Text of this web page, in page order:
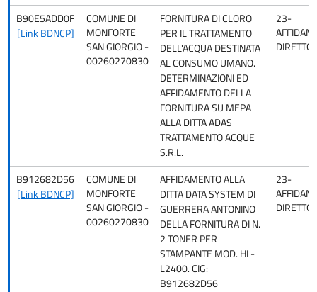
B90E5ADD0F
[Link BDNCP]
COMUNE DI
MONFORTE
SAN GIORGIO -
00260270830
FORNITURA DI CLORO
PER IL TRATTAMENTO
DELL'ACQUA DESTINATA
AL CONSUMO UMANO.
DETERMINAZIONI ED
AFFIDAMENTO DELLA
FORNITURA SU MEPA
ALLA DITTA ADAS
TRATTAMENTO ACQUE
S.R.L.
23-
DIRETTO
B912682D56
[Link BDNCP]
COMUNE DI
MONFORTE
SAN GIORGIO -
00260270830
AFFIDAMENTO ALLA
DITTA DATA SYSTEM DI
GUERRERA ANTONINO
DELLA FORNITURA DI N.
2 TONER PER
STAMPANTE MOD. HL-
L2400. CIG:
B912682D56
23-
DIRETTO